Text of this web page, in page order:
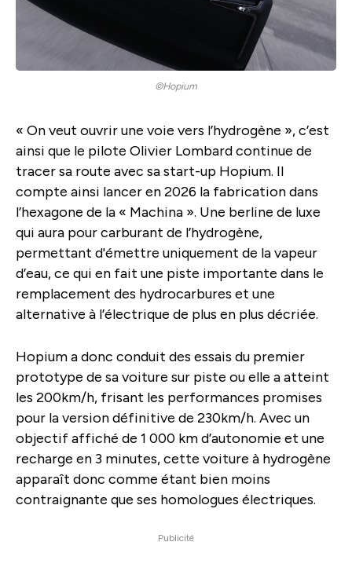
©Hopium
« On veut ouvrir une voie vers l’hydrogène », c’est
ainsi que le pilote Olivier Lombard continue de
tracer sa route avec sa start-up Hopium. Il
compte ainsi lancer en 2026 la fabrication dans
l’hexagone de la « Machina ». Une berline de luxe
qui aura pour carburant de l’hydrogène,
permettant d'émettre uniquement de la vapeur
d’eau, ce qui en fait une piste importante dans le
remplacement des hydrocarbures et une
alternative à l’électrique de plus en plus décriée.
Hopium a donc conduit des essais du premier
prototype de sa voiture sur piste ou elle a atteint
les 200km/h, frisant les performances promises
pour la version définitive de 230km/h. Avec un
objectif affiché de 1 000 km d’autonomie et une
recharge en 3 minutes, cette voiture à hydrogène
apparaît donc comme étant bien moins
contraignante que ses homologues électriques.
Publicité